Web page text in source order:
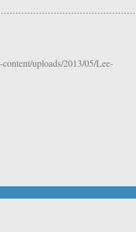
uploads/2013/05/Lee-